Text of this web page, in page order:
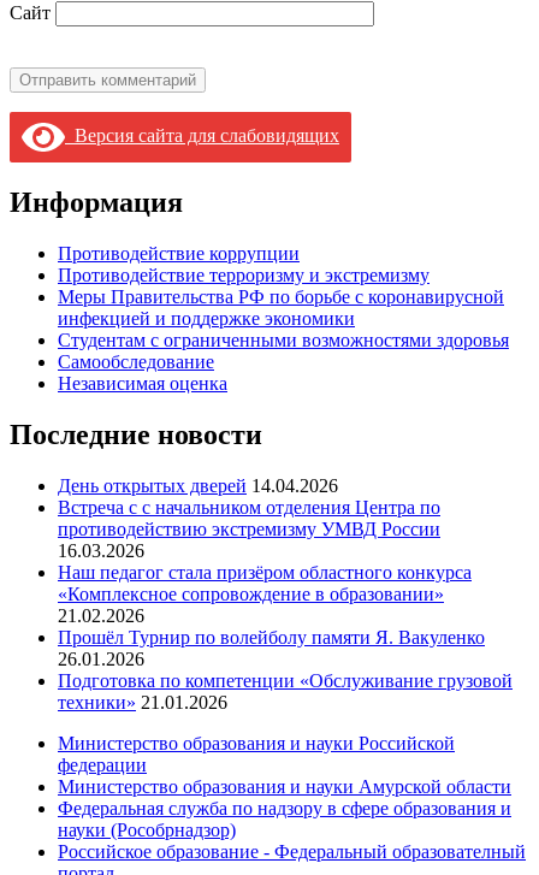
Сайт
Версия сайта для слабовидящих
Информация
Противодействие коррупции
Противодействие терроризму и экстремизму
Меры Правительства РФ по борьбе с коронавирусной
инфекцией и поддержке экономики
Студентам с ограниченными возможностями здоровья
Самообследование
Независимая оценка
Последние новости
День открытых дверей 14.04.2026
Встреча с с начальником отделения Центра по
противодействию экстремизму УМВД России
16.03.2026
Наш педагог стала призёром областного конкурса
«Комплексное сопровождение в образовании»
21.02.2026
Прошёл Турнир по волейболу памяти Я. Вакуленко
26.01.2026
Подготовка по компетенции «Обслуживание грузовой
техники» 21.01.2026
Министерство образования и науки Российской
федерации
Министерство образования и науки Амурской области
Федеральная служба по надзору в сфере образования и
науки (Рособрнадзор)
Российское образование - Федеральный образователный